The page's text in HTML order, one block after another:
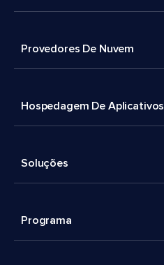
Provedores De Nuvem
Hospedagem De Aplicativos
Soluções
Programa